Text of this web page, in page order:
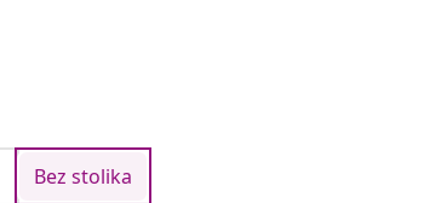
Bez stolika